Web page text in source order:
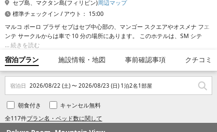
セブ島、マクタン島(フィリピン)周辺マップ
標準チェックイン / アウト： 15:00
マルコ ポーロ プラザ セブはセブ中心部の、マンゴー スクエアやオスメナ フエ
ンテ サークルからは車で 10 分の場所にあります。 このホテルは、SM シティ
セブまで 4.6 km、セブ遺産記念碑まで 5.6 km の場所に位置しています。
続きを読む
宿泊プラン 施設情報・地図 事前確認事項 クチコミ
宿泊日 2026/08/22 (土) 〜 2026/08/23 (日) 1泊2名1部屋
全117件プラン名・ベッド数に関して
朝食付き キャンセル無料